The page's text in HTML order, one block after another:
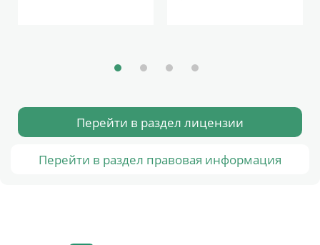
Перейти в раздел лицензии
Перейти в раздел правовая информация